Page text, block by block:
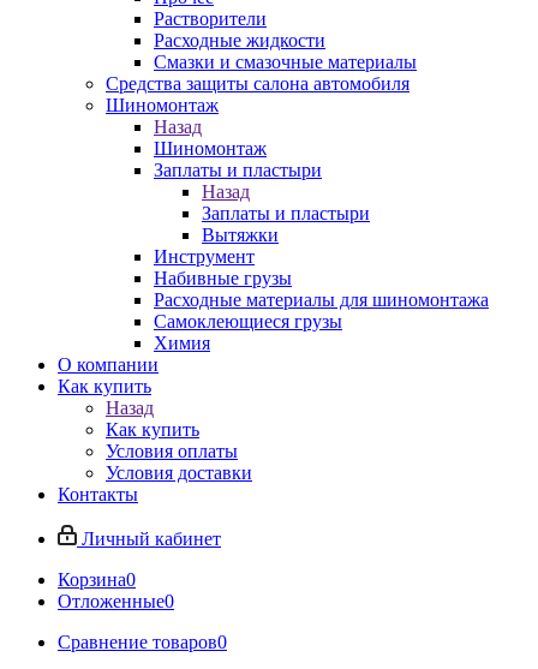
Растворители
Расходные жидкости
Смазки и смазочные материалы
Средства защиты салона автомобиля
Шиномонтаж
Назад
Шиномонтаж
Заплаты и пластыри
Назад
Заплаты и пластыри
Вытяжки
Инструмент
Набивные грузы
Расходные материалы для шиномонтажа
Самоклеющиеся грузы
Химия
О компании
Как купить
Назад
Как купить
Условия оплаты
Условия доставки
Контакты
Личный кабинет
Корзина0
Отложенные0
Сравнение товаров0